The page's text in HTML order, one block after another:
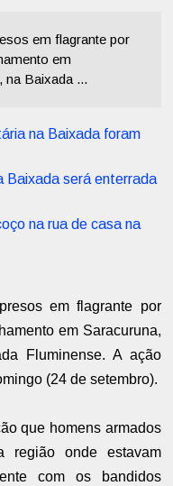
em flagrante por
em
na Baixada ...
na Baixada foram
Baixada será enterrada
na rua de casa na
em flagrante por
em Saracuruna,
Fluminense. A ação
(24 de setembro).
que homens armados
região onde estavam
com os bandidos